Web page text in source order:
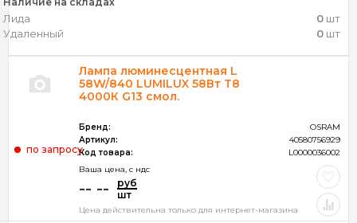
Лида 0 шт
Удаленный
0 шт
Лампа люминесцентная L
58W/840 LUMILUX 58Вт T8
4000К G13 смол.
Бренд:
OSRAM
Артикул:
40580756929
Код товара:
L0000036002
Ваша цена, c ндс
-- --
руб
шт
по запросу
Цена действительна только для интернет-магазина